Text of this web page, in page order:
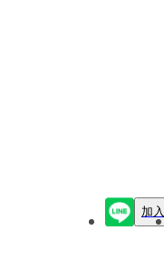
加入